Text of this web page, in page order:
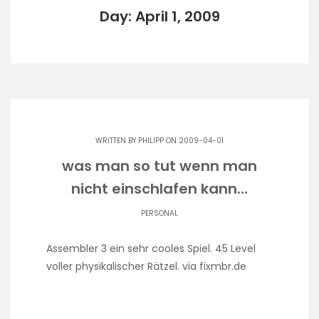
Day: April 1, 2009
WRITTEN BY PHILIPP ON 2009-04-01
was man so tut wenn man
nicht einschlafen kann…
PERSONAL
Assembler 3 ein sehr cooles Spiel. 45 Level
voller physikalischer Rätzel. via fixmbr.de